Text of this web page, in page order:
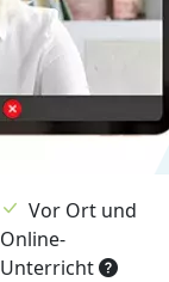
Vor Ort und
Online-
Unterricht